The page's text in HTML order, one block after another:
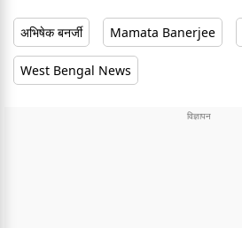
अभिषेक बनर्जी Mamata Banerjee
West Bengal News